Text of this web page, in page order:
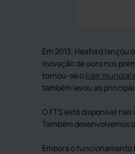
Em 2013, Heaford lançou o
inovação de ouro nos
tornou-se olíder mundial
também levou as
O FTS está disponível
Também desenvolvemos
Embora o funcionamento